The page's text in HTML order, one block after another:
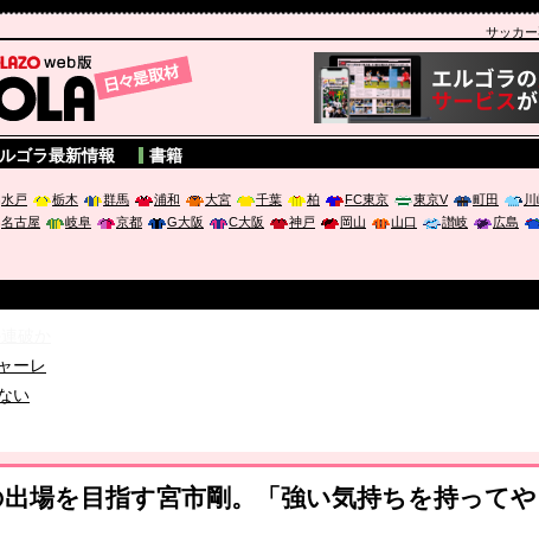
サッカ
ゴラ最新情報 書籍
水戸 栃木 群馬 浦和 大宮 千葉 柏 FC東京 東京V 町田
名古屋 岐阜 京都 G大阪 C大阪 神戸 岡山 山口 讃岐 広島
ーレ
い
は「個」
ンポジウム「気候変動から命を守る ～エネルギー危機時代の猛暑対策
場を目指す宮市剛。「強い気持ちを持ってや